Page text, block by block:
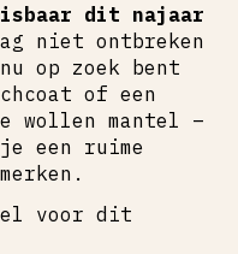
dit najaar
niet ontbreken
op zoek bent
of een
wollen mantel –
een ruime
voor dit